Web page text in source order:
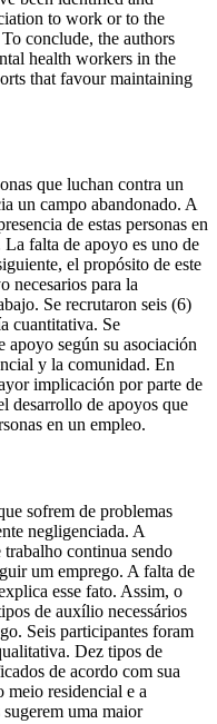
to work or to the
conclude, the authors
health workers in the
that favour maintaining
que luchan contra un
un campo abandonado. A
de estas personas en
falta de apoyo es uno de
el propósito de este
necesarios para la
Se recrutaron seis (6)
cuantitativa. Se
según su asociación
y la comunidad. En
implicación por parte de
desarrollo de apoyos que
en un empleo.
sofrem de problemas
negligenciada. A
trabalho continua sendo
um emprego. A falta de
esse fato. Assim, o
de auxílio necessários
Seis participantes foram
Dez tipos de
de acordo com sua
meio residencial e a
uma maior